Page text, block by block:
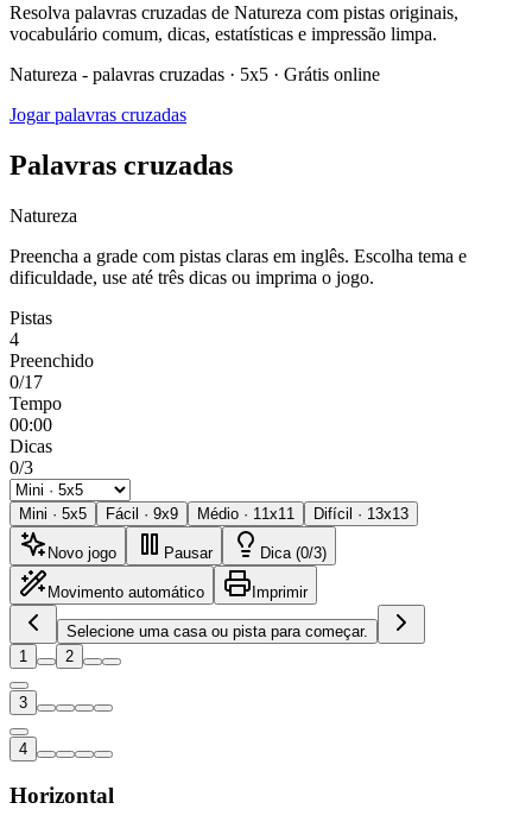
Resolva palavras cruzadas de Natureza com pistas originais,
vocabulário comum, dicas, estatísticas e impressão limpa.
Natureza - palavras cruzadas · 5x5 · Grátis online
Jogar palavras cruzadas
Palavras cruzadas
Natureza
Preencha a grade com pistas claras em inglês. Escolha tema e
dificuldade, use até três dicas ou imprima o jogo.
Pistas
4
Preenchido
0/17
Tempo
00:00
Dicas
0/3
Mini · 5x5 Fácil · 9x9 Médio · 11x11 Difícil · 13x13
Novo jogo Pausar Dica (0/3)
Movimento automático Imprimir
Selecione uma casa ou pista para começar.
1
2
3
4
Horizontal